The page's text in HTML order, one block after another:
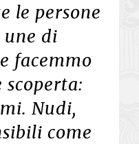
le persone
une di
facemmo
Nudi,
come